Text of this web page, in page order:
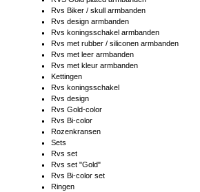
Rvs Biker / skull armbanden
Rvs design armbanden
Rvs koningsschakel armbanden
Rvs met rubber / siliconen armbanden
Rvs met leer armbanden
Rvs met kleur armbanden
Kettingen
Rvs koningsschakel
Rvs design
Rvs Gold-color
Rvs Bi-color
Rozenkransen
Sets
Rvs set
Rvs set "Gold"
Rvs Bi-color set
Ringen